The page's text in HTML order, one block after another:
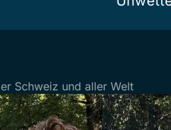
Schweiz und aller Welt